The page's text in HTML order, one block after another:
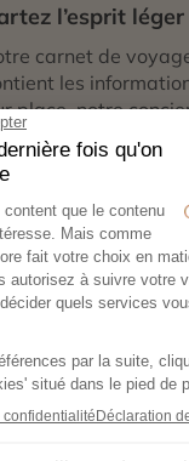
l’esprit léger
carnet de
les
place, notre
24/7
Demander un
et co-